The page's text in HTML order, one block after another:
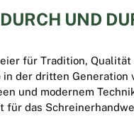
UND
für Tradition, Qualität
der dritten Generation
und modernem
für das